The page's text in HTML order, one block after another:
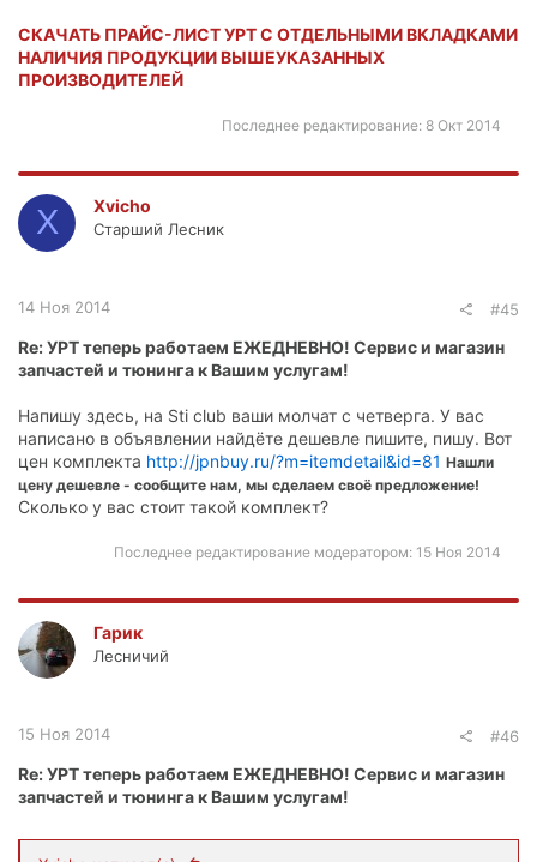
СКАЧАТЬ ПРАЙС-ЛИСТ УРТ С ОТДЕЛЬНЫМИ ВКЛАДКАМИ
НАЛИЧИЯ ПРОДУКЦИИ ВЫШЕУКАЗАННЫХ
ПРОИЗВОДИТЕЛЕЙ
Последнее редактирование: 8 Окт 2014
X Xvicho
Старший Лесник
14 Ноя 2014 #45
Re: УРТ теперь работаем ЕЖЕДНЕВНО! Сервис и магазин
запчастей и тюнинга к Вашим услугам!
Напишу здесь, на Sti club ваши молчат с четверга. У вас
написано в объявлении найдёте дешевле пишите, пишу. Вот
цен комплекта http://jpnbuy.ru/?m=itemdetail&id=81 Нашли
цену дешевле - сообщите нам, мы сделаем своё предложение!
Сколько у вас стоит такой комплект?
Последнее редактирование модератором: 15 Ноя 2014
Гарик
Лесничий
15 Ноя 2014 #46
Re: УРТ теперь работаем ЕЖЕДНЕВНО! Сервис и магазин
запчастей и тюнинга к Вашим услугам!